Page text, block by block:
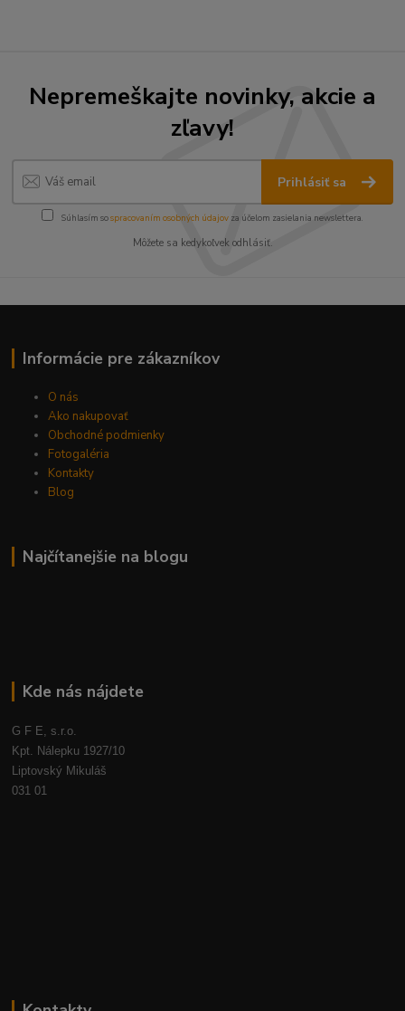
Nepremeškajte novinky, akcie a
zľavy!
Prihlásiť sa
Súhlasím sospracovaním osobných údajov za účelom zasielania newslettera.
Môžete sa kedykoľvek odhlásiť.
Informácie pre zákazníkov
O nás
Ako nakupovať
Obchodné podmienky
Fotogaléria
Kontakty
Blog
Najčítanejšie na blogu
Kde nás nájdete
G F E, s.r.o.
Kpt. Nálepku 1927/10
Liptovský Mikuláš
031 01